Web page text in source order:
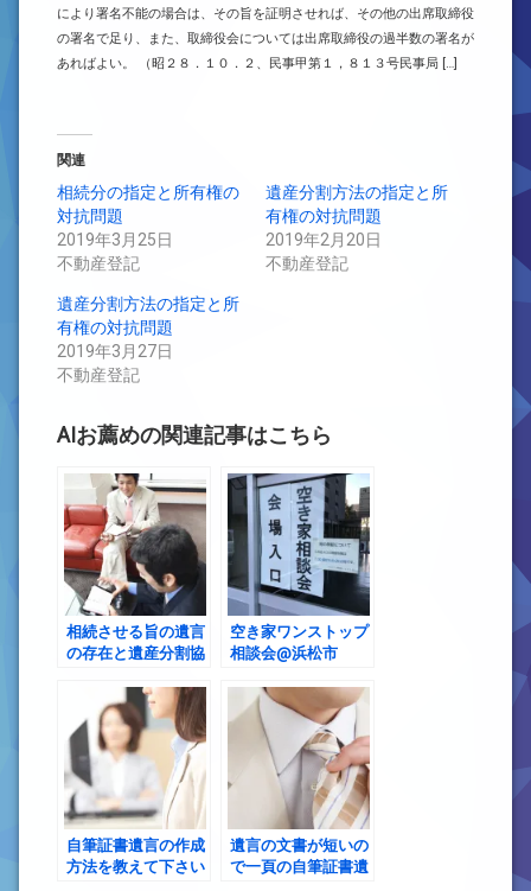
により署名不能の場合は、その旨を証明させれば、その他の出席取締役
の署名で足り、また、取締役会については出席取締役の過半数の署名が
あればよい。 （昭２８．１０．２、民事甲第１，８１３号民事局 […]
関連
相続分の指定と所有権の
対抗問題
2019年3月25日
不動産登記
遺産分割方法の指定と所
有権の対抗問題
2019年2月20日
不動産登記
遺産分割方法の指定と所
有権の対抗問題
2019年3月27日
不動産登記
AIお薦めの関連記事はこちら
相続させる旨の遺言
の存在と遺産分割協
空き家ワンストップ
相談会@浜松市
自筆証書遺言の作成
方法を教えて下さい
遺言の文書が短いの
で一頁の自筆証書遺